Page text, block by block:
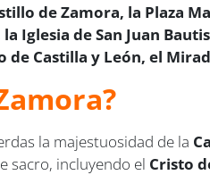
de Zamora, la Plaza
Iglesia de San Juan
de Castilla y León, el
la majestuosidad de la
sacro, incluyendo el Cristo